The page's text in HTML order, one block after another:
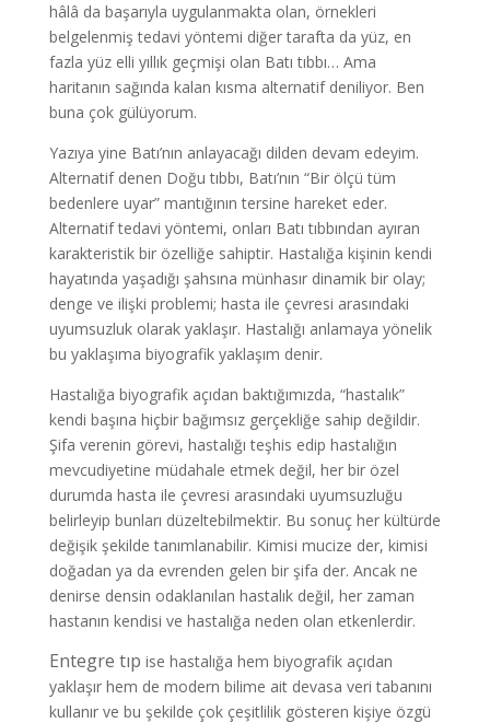
hâlâ da başarıyla uygulanmakta olan, örnekleri
belgelenmiş tedavi yöntemi diğer tarafta da yüz, en
fazla yüz elli yıllık geçmişi olan Batı tıbbı… Ama
haritanın sağında kalan kısma alternatif deniliyor. Ben
buna çok gülüyorum.
Yazıya yine Batı’nın anlayacağı dilden devam edeyim.
Alternatif denen Doğu tıbbı, Batı’nın “Bir ölçü tüm
bedenlere uyar” mantığının tersine hareket eder.
Alternatif tedavi yöntemi, onları Batı tıbbından ayıran
karakteristik bir özelliğe sahiptir. Hastalığa kişinin kendi
hayatında yaşadığı şahsına münhasır dinamik bir olay;
denge ve ilişki problemi; hasta ile çevresi arasındaki
uyumsuzluk olarak yaklaşır. Hastalığı anlamaya yönelik
bu yaklaşıma biyografik yaklaşım denir.
Hastalığa biyografik açıdan baktığımızda, “hastalık”
kendi başına hiçbir bağımsız gerçekliğe sahip değildir.
Şifa verenin görevi, hastalığı teşhis edip hastalığın
mevcudiyetine müdahale etmek değil, her bir özel
durumda hasta ile çevresi arasındaki uyumsuzluğu
belirleyip bunları düzeltebilmektir. Bu sonuç her kültürde
değişik şekilde tanımlanabilir. Kimisi mucize der, kimisi
doğadan ya da evrenden gelen bir şifa der. Ancak ne
denirse densin odaklanılan hastalık değil, her zaman
hastanın kendisi ve hastalığa neden olan etkenlerdir.
Entegre tıp ise hastalığa hem biyografik açıdan
yaklaşır hem de modern bilime ait devasa veri tabanını
kullanır ve bu şekilde çok çeşitlilik gösteren kişiye özgü